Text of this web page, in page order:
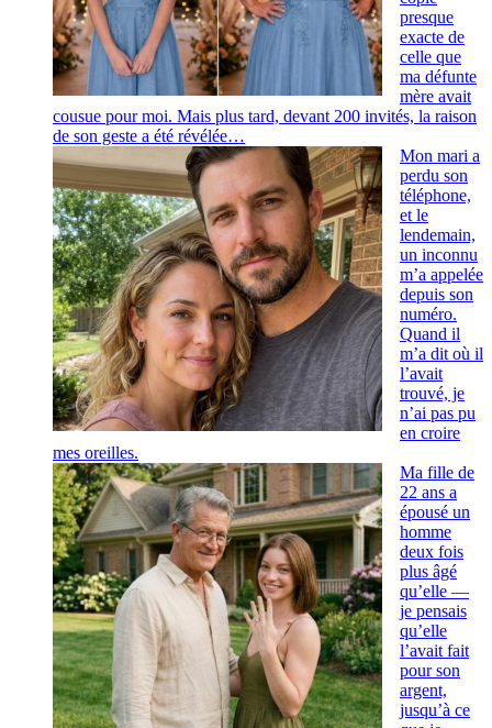
presque
exacte de
celle que
ma défunte
mère avait
cousue pour moi. Mais plus tard, devant 200 invités, la raison
de son geste a été révélée…
Mon mari a
perdu son
téléphone,
et le
lendemain,
un inconnu
m’a appelée
depuis son
numéro.
Quand il
m’a dit où il
l’avait
trouvé, je
n’ai pas pu
en croire
mes oreilles.
Ma fille de
22 ans a
épousé un
homme
deux fois
plus âgé
qu’elle —
je pensais
qu’elle
l’avait fait
pour son
argent,
jusqu’à ce